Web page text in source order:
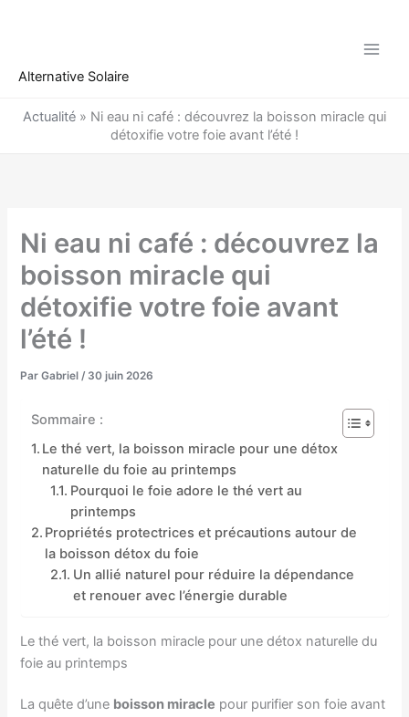
Alternative Solaire
Actualité » Ni eau ni café : découvrez la boisson miracle qui
détoxifie votre foie avant l’été !
Ni eau ni café : découvrez la
boisson miracle qui
détoxifie votre foie avant
l’été !
ParGabriel/ 30 juin 2026
Sommaire :
Le thé vert, la boisson miracle pour une détox
naturelle du foie au printemps
Pourquoi le foie adore le thé vert au
printemps
Propriétés protectrices et précautions autour de
la boisson détox du foie
Un allié naturel pour réduire la dépendance
et renouer avec l’énergie durable
Le thé vert, la boisson miracle pour une détox naturelle du
foie au printemps
La quête d’une boisson miracle pour purifier son foie avant